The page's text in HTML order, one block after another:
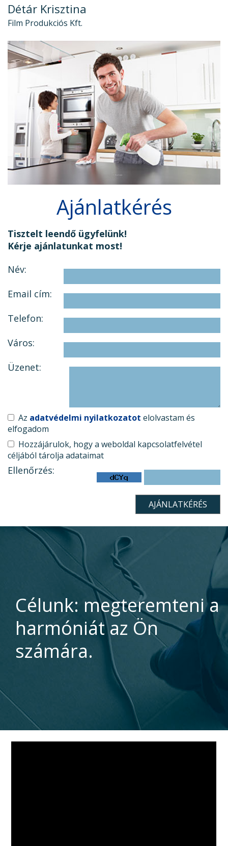
Détár Krisztina
Film Produkciós Kft.
Ajánlatkérés
Tisztelt leendő ügyfelünk!
Kérje ajánlatunkat most!
Név:
Email cím:
Telefon:
Város:
Üzenet:
Az adatvédelmi nyilatkozatot elolvastam és
elfogadom
Hozzájárulok, hogy a weboldal kapcsolatfelvétel
céljából tárolja adataimat
Ellenőrzés:
Célunk: megteremteni a
harmóniát az Ön
számára.